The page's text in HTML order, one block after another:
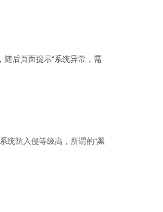
后页面提示“系统异常，需
防入侵等级高，所谓的“黑